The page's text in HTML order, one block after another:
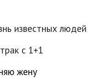
известных людей
с 1+1
жену